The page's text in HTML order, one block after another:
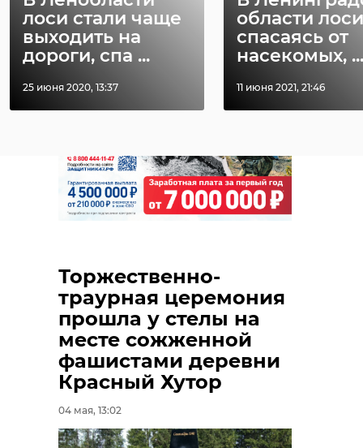
лоси стали чаще
выходить на
дороги, спа ...
25 июня 2020, 13:37
области
спасаясь от
насекомых, ...
11 июня 2021, 21:46
Торжественно-
траурная церемония
прошла у стелы на
месте сожженной
фашистами деревни
Красный Хутор
04 мая, 13:02
Поделиться статьей:
В Волховском
районе
завершается
ремонт дорог
между ...